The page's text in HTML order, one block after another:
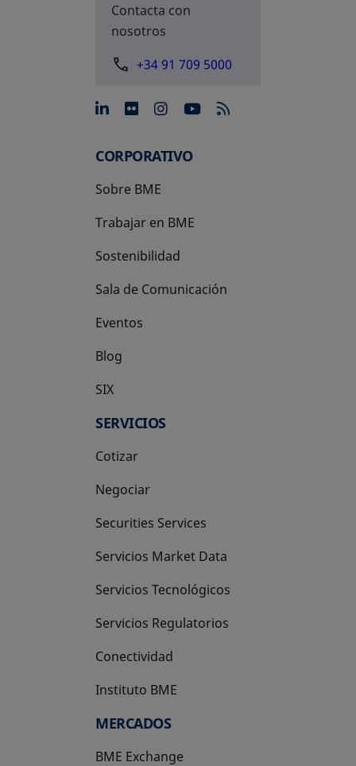
Contacta con
nosotros
+34 91 709 5000
se abre en una pestaña
se abre en una pestaña
se abre en una
se abre en una
CORPORATIVO
Sobre BME
Trabajar en BME
Sostenibilidad
Sala de Comunicación
Eventos
Blog
SIX
se abre en una pestaña nueva
SERVICIOS
Cotizar
Negociar
Securities Services
Servicios Market Data
Servicios Tecnológicos
Servicios Regulatorios
Conectividad
Instituto BME
se abre en una pestaña nueva
MERCADOS
BME Exchange